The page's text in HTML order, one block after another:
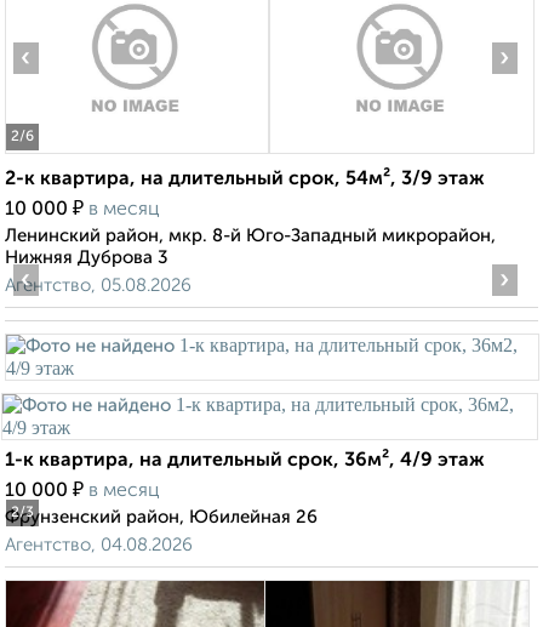
2/6
‹ ›
2-к квартира, на длительный срок, 54м², 3/9 этаж
10 000 ₽ в месяц
Ленинский район, мкр. 8-й Юго-Западный микрорайон,
Нижняя Дуброва 3
Агентство, 05.08.2026
2/3
‹ ›
1-к квартира, на длительный срок, 36м², 4/9 этаж
10 000 ₽ в месяц
Фрунзенский район, Юбилейная 26
Агентство, 04.08.2026